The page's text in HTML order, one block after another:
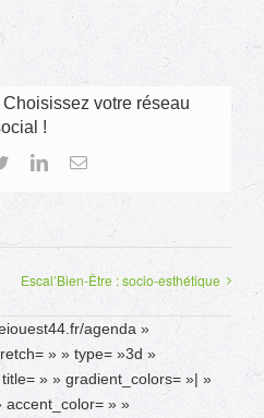
votre réseau
!
TwitterLinkedInEmail
Escal’Bien-Être : socio-esthétique
agenda »
» » type= »3d »
» » gradient_colors= »| »
accent_color= » »